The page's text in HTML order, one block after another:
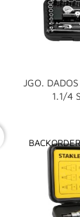
JGO.
1.1/4